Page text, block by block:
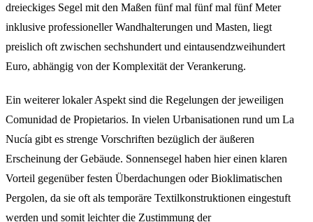
dreieckiges Segel mit den Maßen fünf mal fünf mal fünf Meter
inklusive professioneller Wandhalterungen und Masten, liegt
preislich oft zwischen sechshundert und eintausendzweihundert
Euro, abhängig von der Komplexität der Verankerung.
Ein weiterer lokaler Aspekt sind die Regelungen der jeweiligen
Comunidad de Propietarios. In vielen Urbanisationen rund um La
Nucía gibt es strenge Vorschriften bezüglich der äußeren
Erscheinung der Gebäude. Sonnensegel haben hier einen klaren
Vorteil gegenüber festen Überdachungen oder Bioklimatischen
Pergolen, da sie oft als temporäre Textilkonstruktionen eingestuft
werden und somit leichter die Zustimmung der